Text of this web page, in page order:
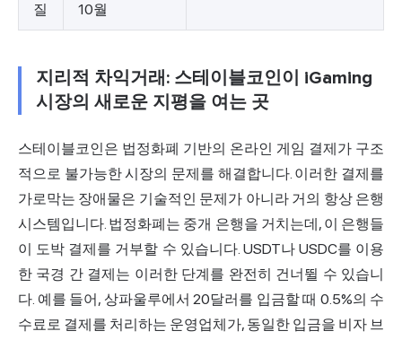
질
10월
지리적 차익거래: 스테이블코인이 iGaming
시장의 새로운 지평을 여는 곳
스테이블코인은 법정화폐 기반의 온라인 게임 결제가 구조
적으로 불가능한 시장의 문제를 해결합니다. 이러한 결제를
가로막는 장애물은 기술적인 문제가 아니라 거의 항상 은행
시스템입니다. 법정화폐는 중개 은행을 거치는데, 이 은행들
이 도박 결제를 거부할 수 있습니다. USDT나 USDC를 이용
한 국경 간 결제는 이러한 단계를 완전히 건너뛸 수 있습니
다. 예를 들어, 상파울루에서 20달러를 입금할 때 0.5%의 수
수료로 결제를 처리하는 운영업체가, 동일한 입금을 비자 브